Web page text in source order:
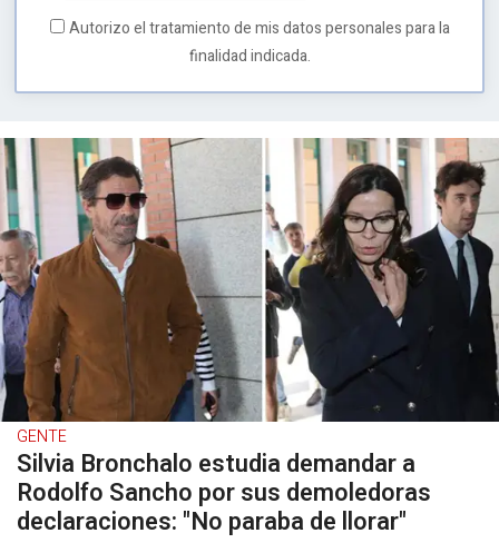
Autorizo el tratamiento de mis datos personales para la
finalidad indicada.
GENTE
Silvia Bronchalo estudia demandar a
Rodolfo Sancho por sus demoledoras
declaraciones: "No paraba de llorar"